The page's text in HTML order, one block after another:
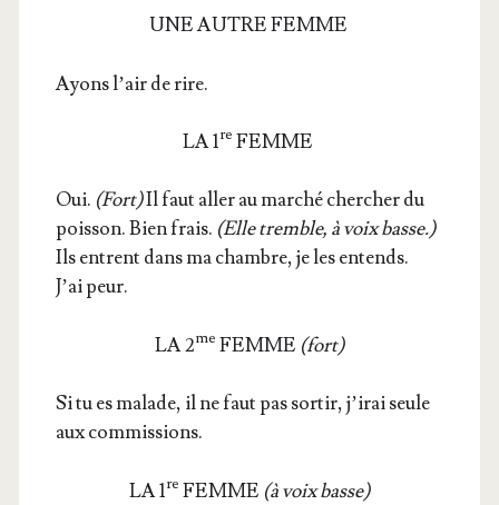
UNE AUTRE FEMME
Ayons l’air de rire.
LA 1re FEMME
Oui. (Fort)Il faut aller au mar­ché cher­cher du
pois­son. Bien frais. (Elle tremble, à voix basse.)
Ils entrent dans ma chambre, je les entends.
J’ai peur.
LA 2me FEMME (fort)
Si tu es malade, il ne faut pas sor­tir, j’i­rai seule
aux commissions.
LA 1re FEMME (à voix basse)